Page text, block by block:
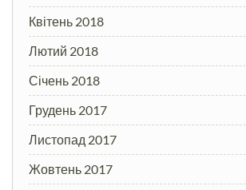
Квітень 2018
Лютий 2018
Січень 2018
Грудень 2017
Листопад 2017
Жовтень 2017